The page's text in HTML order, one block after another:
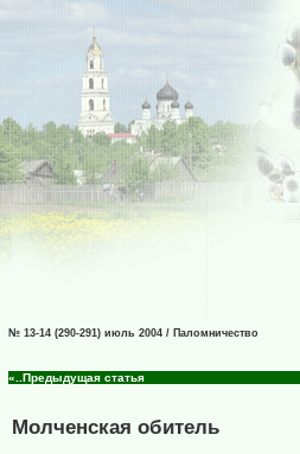
№ 13-14 (290-291) июль 2004 / Паломничество
«..Предыдущая статья
Молченская обитель